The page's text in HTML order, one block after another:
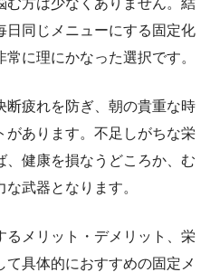
日同じメニューにする固定化
に理にかなった選択です。
断疲れを防ぎ、朝の貴重な時
があります。不足しがちな栄
健康を損なうどころか、む
武器となります。
るメリット・デメリット、栄
具体的におすすめの固定メ